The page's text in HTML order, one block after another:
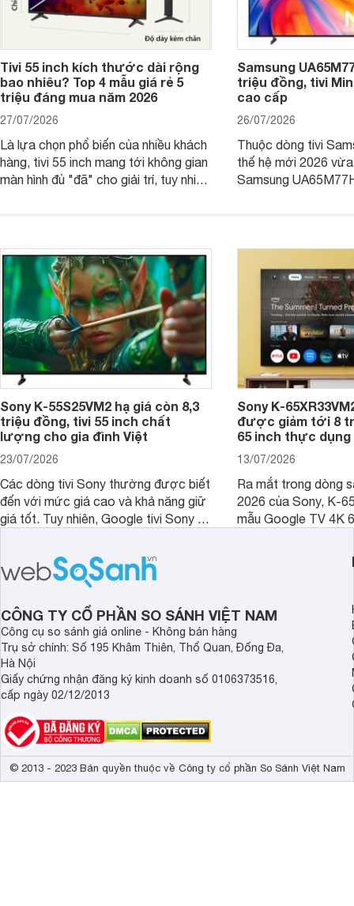
Tivi 55 inch kích thước dài rộng
bao nhiêu? Top 4 mẫu giá rẻ 5
triệu đáng mua năm 2026
27/07/2026
Là lựa chọn phổ biến của nhiều khách
hàng, tivi 55 inch mang tới không gian
màn hình đủ "đã" cho giải trí, tuy nhiên
dùng cho phòng bao nhiêu m2?
Samsung
triệu đồng, tivi
cao cấp
26/07/2026
Thuộc dòng tivi
thế hệ mới 2026
Samsung
Sony K-55S25VM2 hạ giá còn 8,3
triệu đồng, tivi 55 inch chất
lượng cho gia đình Việt
23/07/2026
Các dòng tivi Sony thường được biết
đến với mức giá cao và khả năng giữ
giá tốt. Tuy nhiên, Google tivi Sony 55
hợp đáng chú ý khi có mức giá dễ
tiếp cận hơn dù mới ra mắt trong năm
Sony K-
được giảm tới 8
65 inch thực
13/07/2026
Ra mắt trong dòng
2026 của Sony, K-
mẫu Google TV 4K
tảng Google TV
nghệ hỗ trợ nâng
CÔNG TY CỔ PHẦN SO SÁNH VIỆT NAM
Công cụ so sánh giá online - Không bán hàng
Trụ sở chính: Số 195 Khâm Thiên, Thổ Quan, Đống Đa,
Hà Nội
Giấy chứng nhận đăng ký kinh doanh số 0106373516,
cấp ngày 02/12/2013
© 2013 - 2023 Bản quyền thuộc về Công ty cổ phần So Sánh Việt Nam